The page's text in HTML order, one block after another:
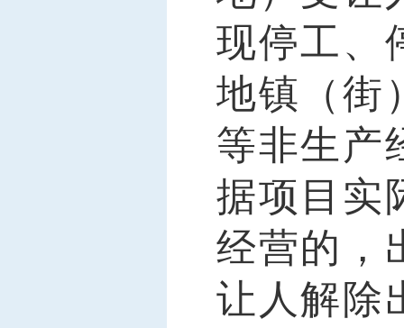
现停工、
地镇（街
等非生产
据项目实
经营的，
让人解除